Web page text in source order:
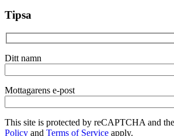
Tipsa
Ditt namn
Mottagarens e-post
This site is protected by reCAPTCHA and
Policy and Terms of Service apply.